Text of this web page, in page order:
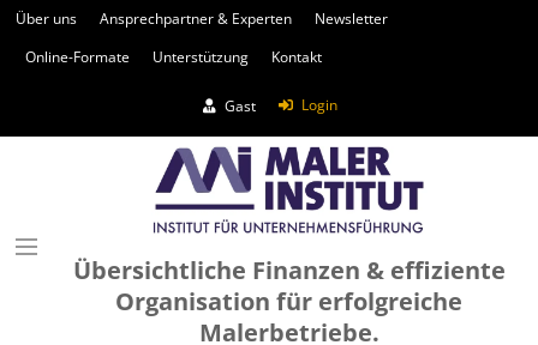
Über uns Ansprechpartner & Experten
Newsletter
Online-Formate
Unterstützung Kontakt
Gast Login
Übersichtliche Finanzen & effiziente
Organisation für erfolgreiche
Malerbetriebe.